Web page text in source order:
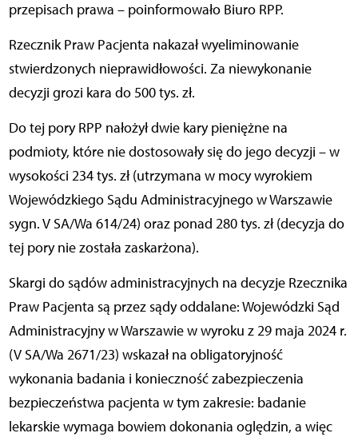
przepisach prawa – poinformowało Biuro RPP.
Rzecznik Praw Pacjenta nakazał wyeliminowanie
stwierdzonych nieprawidłowości. Za niewykonanie
decyzji grozi kara do 500 tys. zł.
Do tej pory RPP nałożył dwie kary pieniężne na
podmioty, które nie dostosowały się do jego decyzji – w
wysokości 234 tys. zł (utrzymana w mocy wyrokiem
Wojewódzkiego Sądu Administracyjnego w Warszawie
sygn. V SA/Wa 614/24) oraz ponad 280 tys. zł (decyzja do
tej pory nie została zaskarżona).
Skargi do sądów administracyjnych na decyzje Rzecznika
Praw Pacjenta są przez sądy oddalane: Wojewódzki Sąd
Administracyjny w Warszawie w wyroku z 29 maja 2024 r.
(V SA/Wa 2671/23) wskazał na obligatoryjność
wykonania badania i konieczność zabezpieczenia
bezpieczeństwa pacjenta w tym zakresie: badanie
lekarskie wymaga bowiem dokonania oględzin, a więc